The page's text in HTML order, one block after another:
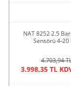
NAT 8252 2.5 Bar
Sensörü 4-20
4.703,94
3.998,35 TL